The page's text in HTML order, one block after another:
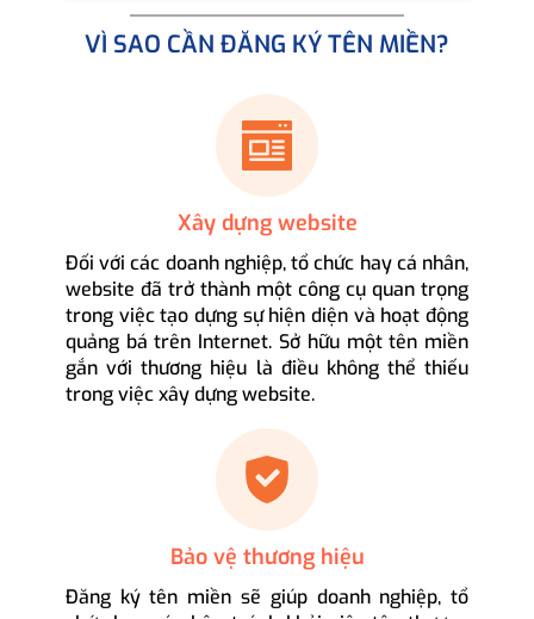
VÌ SAO CẦN ĐĂNG KÝ TÊN MIỀN?
Xây dựng website
Đối với các doanh nghiệp, tổ chức hay cá nhân,
website đã trở thành một công cụ quan trọng
trong việc tạo dựng sự hiện diện và hoạt động
quảng bá trên Internet. Sở hữu một tên miền
gắn với thương hiệu là điều không thể thiếu
trong việc xây dựng website.
Bảo vệ thương hiệu
Đăng ký tên miền sẽ giúp doanh nghiệp, tổ